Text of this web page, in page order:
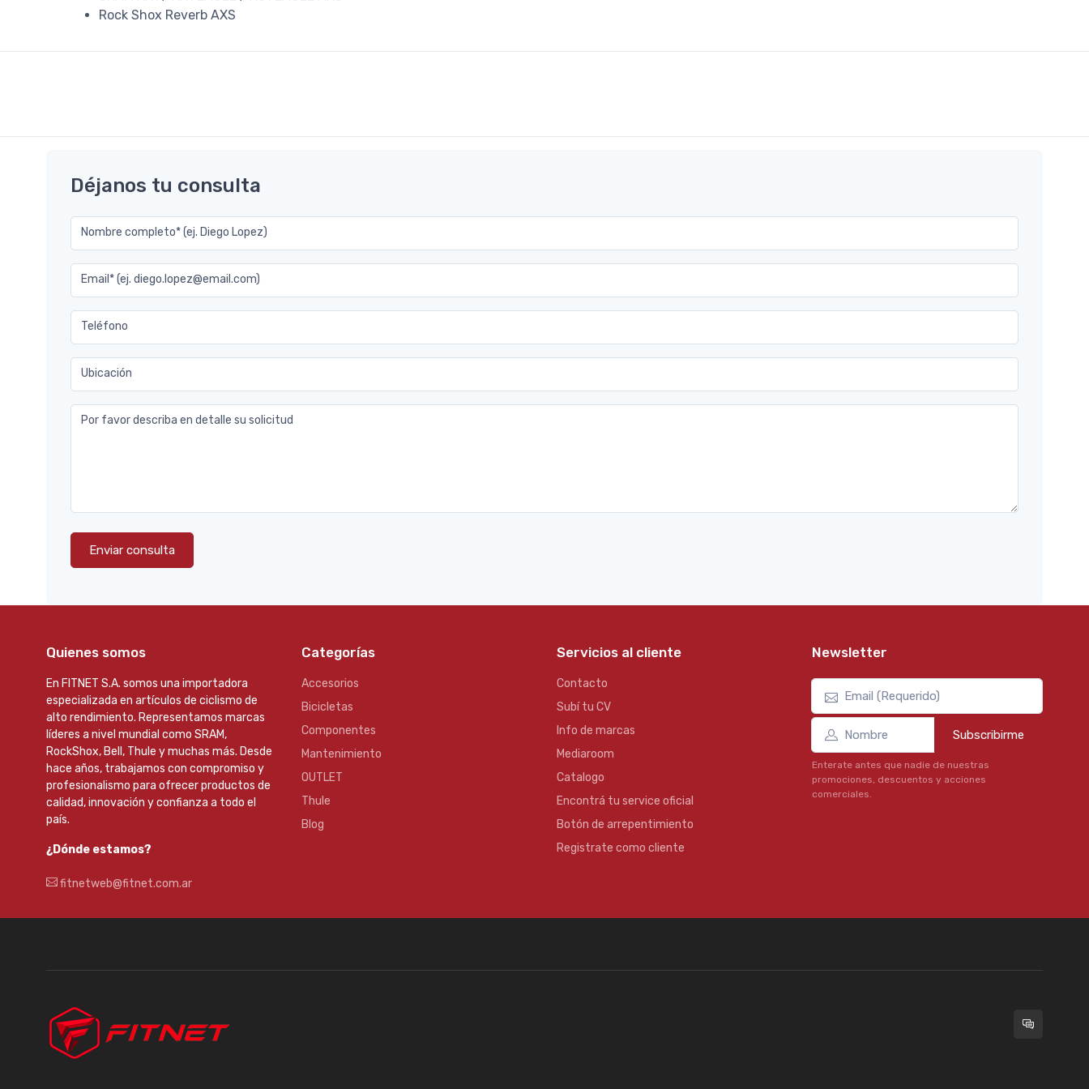
Rock Shox Reverb AXS
Déjanos tu consulta
Nombre completo* (ej. Diego Lopez)
Email* (ej. diego.lopez@email.com)
Teléfono
Ubicación
Por favor describa en detalle su solicitud
Enviar consulta
Quienes somos
En FITNET S.A. somos una importadora
especializada en artículos de ciclismo de
alto rendimiento. Representamos marcas
líderes a nivel mundial como SRAM,
RockShox, Bell, Thule y muchas más. Desde
hace años, trabajamos con compromiso y
profesionalismo para ofrecer productos de
calidad, innovación y confianza a todo el
país.
¿Dónde estamos?
fitnetweb@fitnet.com.ar
Categorías
Accesorios
Bicicletas
Componentes
Mantenimiento
OUTLET
Thule
Blog
Servicios al cliente
Contacto
Subí tu CV
Info de marcas
Mediaroom
Catalogo
Encontrá tu service oficial
Botón de arrepentimiento
Registrate como cliente
Newsletter
Subscribirme
Enterate antes que nadie de nuestras
promociones, descuentos y acciones
comerciales.